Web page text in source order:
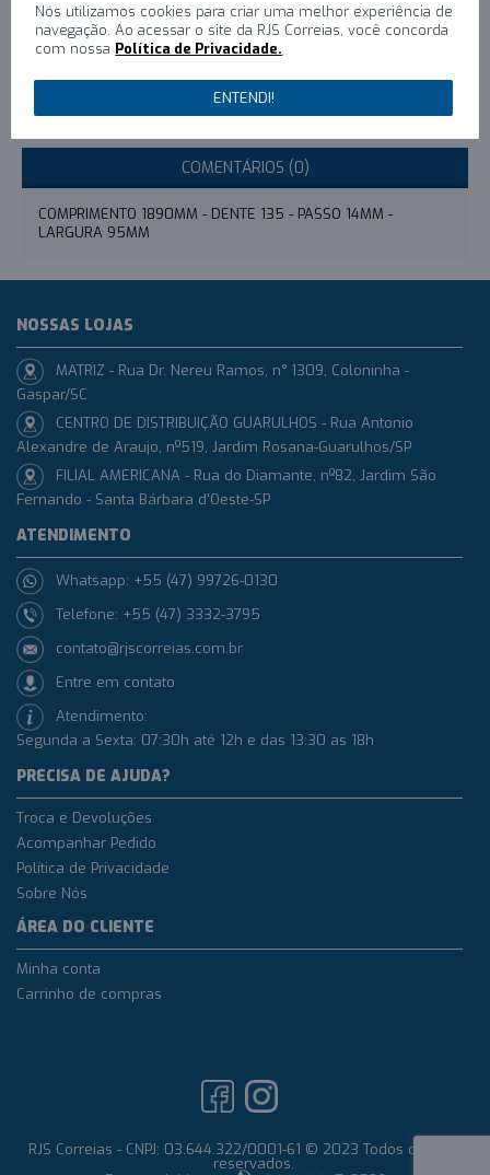
0/Escreva um comentário
COMENTÁRIOS (0)
COMPRIMENTO 1890MM - DENTE 135 - PASSO 14MM -
LARGURA 95MM
Nós utilizamos cookies para criar uma melhor experiência de
navegação. Ao acessar o site da RJS Correias, você concorda
com nossa Política de Privacidade.
ENTENDI!
NOSSAS LOJAS
MATRIZ - Rua Dr. Nereu Ramos, n° 1309, Coloninha -
Gaspar/SC
CENTRO DE DISTRIBUIÇÃO GUARULHOS - Rua Antonio
Alexandre de Araujo, nº519, Jardim Rosana-Guarulhos/SP
FILIAL AMERICANA - Rua do Diamante, nº82, Jardim São
Fernando - Santa Bárbara d'Oeste-SP
ATENDIMENTO
Whatsapp: +55 (47) 99726-0130
Telefone: +55 (47) 3332-3795
contato@rjscorreias.com.br
Entre em contato
Atendimento:
Segunda a Sexta: 07:30h até 12h e das 13:30 as 18h
PRECISA DE AJUDA?
Troca e Devoluções
Acompanhar Pedido
Política de Privacidade
Sobre Nós
ÁREA DO CLIENTE
Minha conta
Carrinho de compras
RJS Correias - CNPJ: 03.644.322/0001-61 © 2023 Todos os direitos
reservados.